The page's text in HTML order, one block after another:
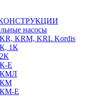
КОНСТРУКЦИИ
насосы
KR, KRM, KRL Kordis
К, 1К
2К
К-Е
КМЛ
КМ
КМ-Е